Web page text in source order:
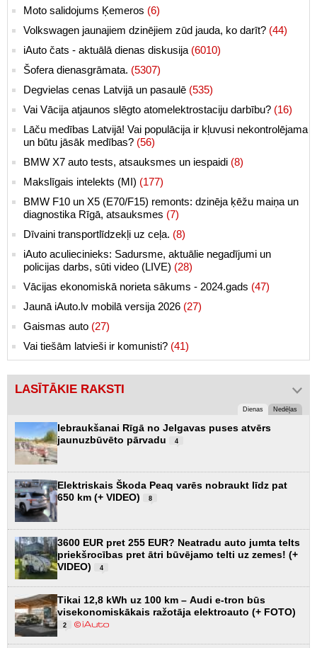
Moto salidojums Ķemeros (6)
Volkswagen jaunajiem dzinējiem zūd jauda, ko darīt? (44)
iAuto čats - aktuālā dienas diskusija (6010)
Šofera dienasgrāmata. (5307)
Degvielas cenas Latvijā un pasaulē (535)
Vai Vācija atjaunos slēgto atomelektrostaciju darbību? (16)
Lāču medības Latvijā! Vai populācija ir kļuvusi nekontrolējama
un būtu jāsāk medības? (56)
BMW X7 auto tests, atsauksmes un iespaidi (8)
Makslīgais intelekts (MI) (177)
BMW F10 un X5 (E70/F15) remonts: dzinēja ķēžu maiņa un
diagnostika Rīgā, atsauksmes (7)
Dīvaini transportlīdzekļi uz ceļa. (8)
iAuto aculiecinieks: Sadursme, aktuālie negadījumi un
policijas darbs, sūti video (LIVE) (28)
Vācijas ekonomiskā norieta sākums - 2024.gads (47)
Jaunā iAuto.lv mobilā versija 2026 (27)
Gaismas auto (27)
Vai tiešām latvieši ir komunisti? (41)
LASĪTĀKIE RAKSTI
Dienas Nedēļas
Iebraukšanai Rīgā no Jelgavas puses atvērs
jaunuzbūvēto pārvadu
4
Elektriskais Škoda Peaq varēs nobraukt līdz pat
650 km (+ VIDEO)
8
3600 EUR pret 255 EUR? Neatradu auto jumta telts
priekšrocības pret ātri būvējamo telti uz zemes! (+
VIDEO)
4
Tikai 12,8 kWh uz 100 km – Audi e-tron būs
visekonomiskākais ražotāja elektroauto (+ FOTO)
2